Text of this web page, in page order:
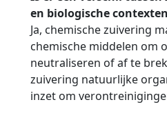
en biologische
Ja, chemische zuivering
chemische middelen om
neutraliseren of af te
zuivering natuurlijke
inzet om